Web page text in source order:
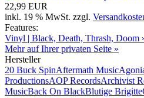
22,99 EUR
inkl. 19 % MwSt. zzgl.
Features:
Vinyl | Black, Death, Thrash, Doom
Mehr auf Ihrer privaten Seite »
Hersteller
20 Buck SpinAftermath Music
ProductionsAOP RecordsArchivist
MusicBack On BlackBlutige Brigitte